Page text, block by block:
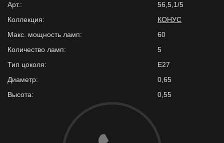
Арт.:
56,5,1/5
Коллекция:
КОНУС
Макс. мощность ламп:
60
Количество ламп:
5
Тип цоколя:
E27
Диаметр:
0,65
Высота:
0,55